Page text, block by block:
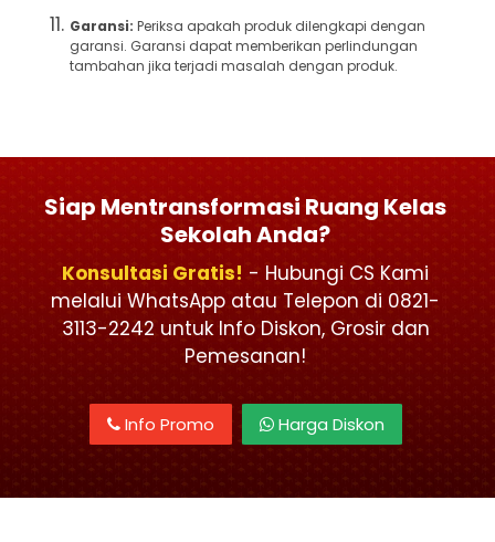
Garansi: Periksa apakah produk dilengkapi dengan
garansi. Garansi dapat memberikan perlindungan
tambahan jika terjadi masalah dengan produk.
Siap Mentransformasi Ruang Kelas
Sekolah Anda?
Konsultasi Gratis! - Hubungi CS Kami
melalui WhatsApp atau Telepon di 0821-
3113-2242 untuk Info Diskon, Grosir dan
Pemesanan!
Info Promo Harga Diskon